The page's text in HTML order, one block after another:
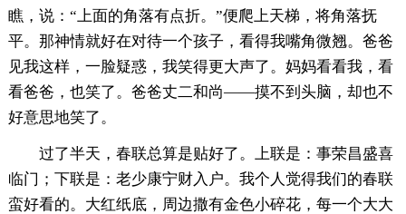
瞧，说：“上面的角落有点折。”便爬上天梯，将角落抚
平。那神情就好在对待一个孩子，看得我嘴角微翘。爸爸
见我这样，一脸疑惑，我笑得更大声了。妈妈看看我，看
看爸爸，也笑了。爸爸丈二和尚——摸不到头脑，却也不
好意思地笑了。
过了半天，春联总算是贴好了。上联是：事荣昌盛喜
临门；下联是：老少康宁财入户。我个人觉得我们的春联
蛮好看的。大红纸底，周边撒有金色小碎花，每一个大大